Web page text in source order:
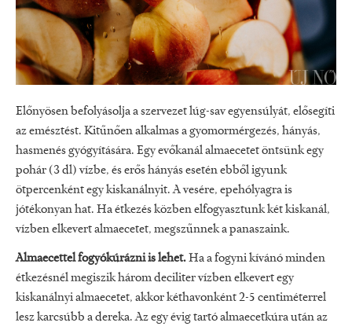
Előnyösen befolyásolja a szervezet lúg-sav egyensúlyát, elősegíti
az emésztést. Kitűnően alkalmas a gyomormérgezés, hányás,
hasmenés gyógyítására. Egy evőkanál almaecetet öntsünk egy
pohár (3 dl) vízbe, és erős hányás esetén ebből igyunk
ötpercenként egy kiskanálnyit. A vesére, epehólyagra is
jótékonyan hat. Ha étkezés közben elfogyasztunk két kiskanál,
vízben elkevert almaecetet, megszűnnek a panaszaink.
Almaecettel fogyókúrázni is lehet.Ha a fogyni kívánó minden
étkezésnél megiszik három deciliter vízben elkevert egy
kiskanálnyi almaecetet, akkor kéthavonként 2-5 centiméterrel
lesz karcsúbb a dereka. Az egy évig tartó almaecetkúra után az